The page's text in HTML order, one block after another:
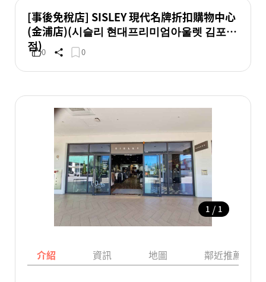
[事後免稅店] SISLEY 現代名牌折扣購物中心
(金浦店)(시슬리 현대프리미엄아울렛 김포
점)0 0
1 / 1
介紹 資訊 地圖 鄰近推薦景點